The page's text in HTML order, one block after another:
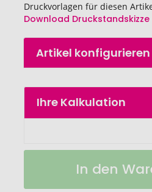
Druckvorlagen für diesen
Download Druckstandskizze
Zum
Anfang
springen
Artikel konfigurieren
Ihre Kalkulation
BAICOI
Auf
In den